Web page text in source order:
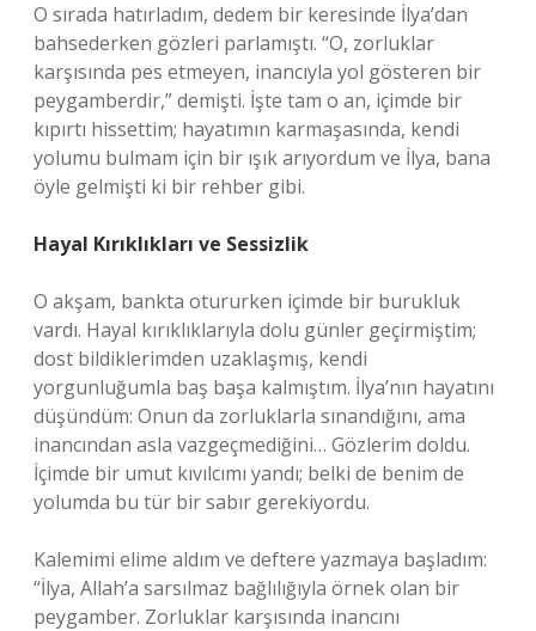
O sırada hatırladım, dedem bir keresinde İlya’dan
bahsederken gözleri parlamıştı. “O, zorluklar
karşısında pes etmeyen, inancıyla yol gösteren bir
peygamberdir,” demişti. İşte tam o an, içimde bir
kıpırtı hissettim; hayatımın karmaşasında, kendi
yolumu bulmam için bir ışık arıyordum ve İlya, bana
öyle gelmişti ki bir rehber gibi.
Hayal Kırıklıkları ve Sessizlik
O akşam, bankta otururken içimde bir burukluk
vardı. Hayal kırıklıklarıyla dolu günler geçirmiştim;
dost bildiklerimden uzaklaşmış, kendi
yorgunluğumla baş başa kalmıştım. İlya’nın hayatını
düşündüm: Onun da zorluklarla sınandığını, ama
inancından asla vazgeçmediğini… Gözlerim doldu.
İçimde bir umut kıvılcımı yandı; belki de benim de
yolumda bu tür bir sabır gerekiyordu.
Kalemimi elime aldım ve deftere yazmaya başladım:
“İlya, Allah’a sarsılmaz bağlılığıyla örnek olan bir
peygamber. Zorluklar karşısında inancını